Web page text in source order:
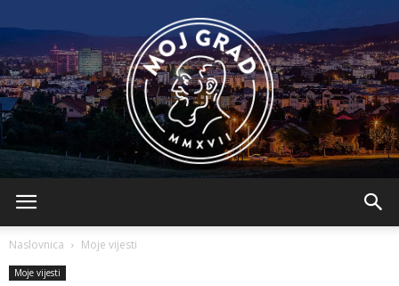
Naslovnica Moje vijesti
Moje vijesti